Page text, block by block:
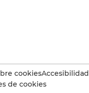
cookiesAccesibilidad
de cookies